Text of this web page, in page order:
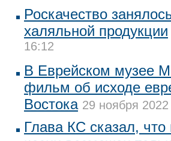
Роскачество
халяльной продукции
16:12
В Еврейском музее
фильм об исходе
Востока 29 ноября
Глава КС сказал, что